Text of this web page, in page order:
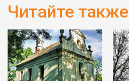
Читайте также